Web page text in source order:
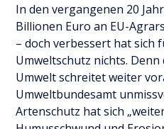
In den vergangenen 20
Billionen Euro an EU-
– doch verbessert hat sich
Umweltschutz nichts.
Umwelt schreitet weiter
Umweltbundesamt
Artenschutz hat sich